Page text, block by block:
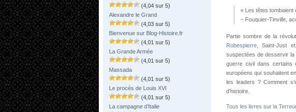
(4,04 sur 5)
Alexandre le Grand
(4,03 sur 5)
Bienvenue sur Blog-Histoire.fr
(4,01 sur 5)
La Grande Armée
(4,01 sur 5)
Massada
(4,01 sur 5)
Le procès de Louis XVI
(4,01 sur 5)
La campagne d’Italie
« Les têtes tombaient
~ Fouquier-Tinville,
Partie sombre de la
Robespierre , Saint-Just
suspectées de desservir la
guerre civil dans certains
européens qui souhaitent
les leaders ? Comment
d’histoire.
Tous les livres sur la